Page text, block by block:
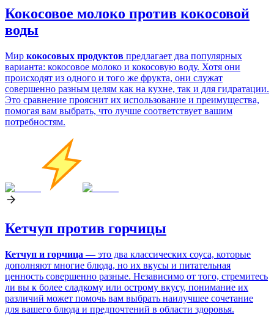
Кокосовое молоко против кокосовой
воды
Мир кокосовых продуктов предлагает два популярных
варианта: кокосовое молоко и кокосовую воду. Хотя они
происходят из одного и того же фрукта, они служат
совершенно разным целям как на кухне, так и для гидратации.
Это сравнение прояснит их использование и преимущества,
помогая вам выбрать, что лучше соответствует вашим
потребностям.
Кетчуп против горчицы
Кетчуп и горчица — это два классических соуса, которые
дополняют многие блюда, но их вкусы и питательная
ценность совершенно разные. Независимо от того, стремитесь
ли вы к более сладкому или острому вкусу, понимание их
различий может помочь вам выбрать наилучшее сочетание
для вашего блюда и предпочтений в области здоровья.